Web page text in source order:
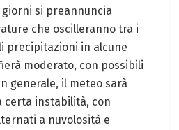
si preannuncia
che oscilleranno tra i
precipitazioni in alcune
moderato, con possibili
generale, il meteo sarà
certa instabilità, con
a nuvolosità e